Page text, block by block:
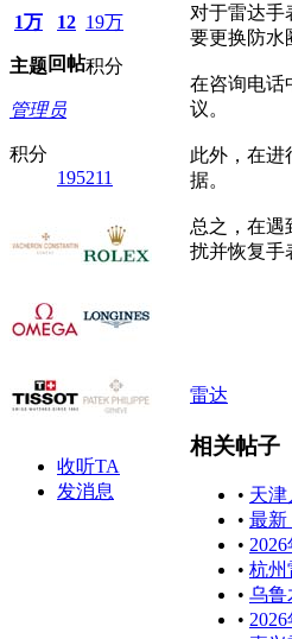
1万
主题
12
回帖
19万
积分
管理员
积分
195211
收听TA
发消息
对于雷达手
要更换防水
在咨询电话
议。
此外，在进
据。
总之，在遇
扰并恢复手
雷达
相关帖子
• 天津
• 最新
•
• 杭州
• 乌鲁
•